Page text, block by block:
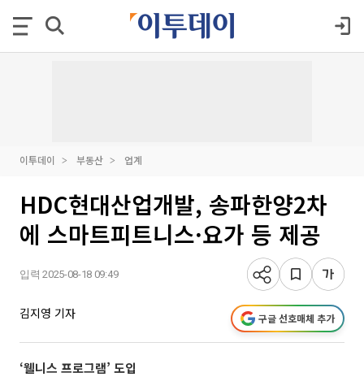
이투데이 부동산 업계
HDC현대산업개발, 송파한양2차
에 스마트피트니스·요가 등 제공
입력 2025-08-18 09:49
김지영 기자 구글 선호매체 추가
‘웰니스 프로그램’ 도입